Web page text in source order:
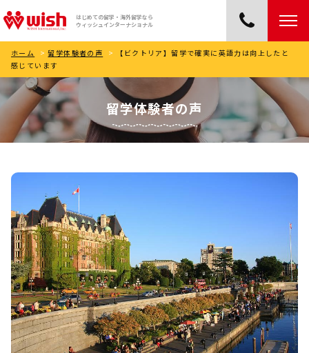
はじめての留学・海外留学なら
ウィッシュインターナショナル
ホーム > 留学体験者の声 >
【ビクトリア】留学で確実に英語力は向上したと
感じています
留学体験者の声